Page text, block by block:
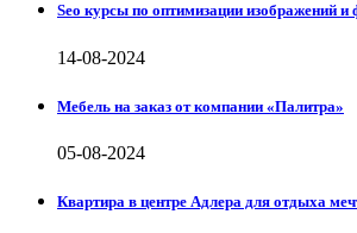
Seo курсы по оптимизации изображений и
14-08-2024
Мебель на заказ от компании «Палитра»
05-08-2024
Квартира в центре Адлера для отдыха